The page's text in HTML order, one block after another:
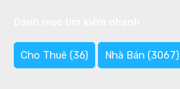
Cho Thuê (36) Nhà Bán (3067)